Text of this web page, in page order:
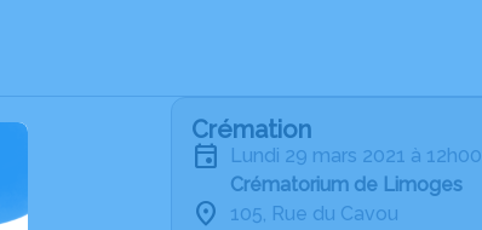
Crémation
lundi 29 mars 2021 à 12h00
Crématorium de Limoges
105, Rue du Cavou